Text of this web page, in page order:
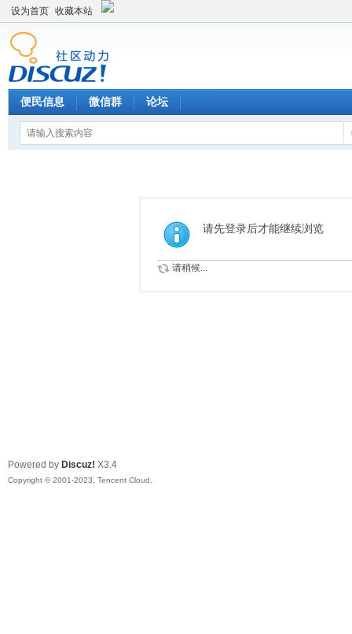
设为首页 收藏本站
便民信息 微信群 论坛
请先登录后才能继续浏览
请稍候...
Powered by Discuz! X3.4
Copyright © 2001-2023, Tencent Cloud.